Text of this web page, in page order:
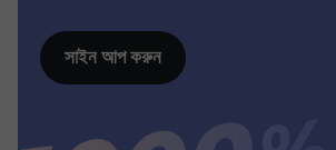
সাইন আপ করুন